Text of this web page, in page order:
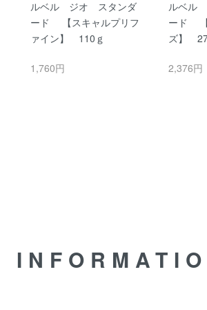
ルベル ジオ スタンダ
ード 【スキャルプリフ
ァイン】 110ｇ
1,760円
ルベル
ード 【
ズ】
2,376円